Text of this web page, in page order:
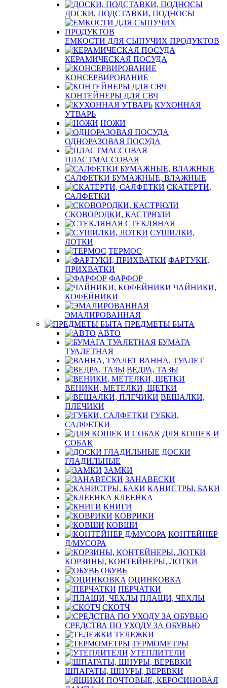
ДОСКИ, ПОДСТАВКИ, ПОДНОСЫ
ЕМКОСТИ ДЛЯ СЫПУЧИХ ПРОДУКТОВ
КЕРАМИЧЕСКАЯ ПОСУДА
КОНСЕРВИРОВАНИЕ
КОНТЕЙНЕРЫ ДЛЯ СВЧ
КУХОННАЯ
УТВАРЬ
НОЖИ
ОДНОРАЗОВАЯ ПОСУДА
ПЛАСТМАССОВАЯ
САЛФЕТКИ БУМАЖНЫЕ, ВЛАЖНЫЕ
СКАТЕРТИ,
САЛФЕТКИ
СКОВОРОДКИ, КАСТРЮЛИ
СТЕКЛЯНАЯ
СУШИЛКИ,
ЛОТКИ
ТЕРМОС
ФАРТУКИ,
ПРИХВАТКИ
ФАРФОР
ЧАЙНИКИ,
КОФЕЙНИКИ
ЭМАЛИРОВАННАЯ
ПРЕДМЕТЫ БЫТА
АВТО
БУМАГА
ТУАЛЕТНАЯ
ВАННА, ТУАЛЕТ
ВЕДРА, ТАЗЫ
ВЕНИКИ, МЕТЕЛКИ, ЩЕТКИ
ВЕШАЛКИ,
ПЛЕЧИКИ
ГУБКИ,
САЛФЕТКИ
ДЛЯ КОШЕК И
СОБАК
ДОСКИ
ГЛАДИЛЬНЫЕ
ЗАМКИ
ЗАНАВЕСКИ
КАНИСТРЫ, БАКИ
КЛЕЕНКА
КНИГИ
КОВРИКИ
КОВШИ
КОНТЕЙНЕР
Д/МУСОРА
КОРЗИНЫ, КОНТЕЙНЕРЫ, ЛОТКИ
ОБУВЬ
ОЦИНКОВКА
ПЕРЧАТКИ
ПЛАЩИ, ЧЕХЛЫ
СКОТЧ
СРЕДСТВА ПО УХОДУ ЗА ОБУВЬЮ
ТЕЛЕЖКИ
ТЕРМОМЕТРЫ
УТЕПЛИТЕЛИ
ШПАГАТЫ, ШНУРЫ, ВЕРЕВКИ